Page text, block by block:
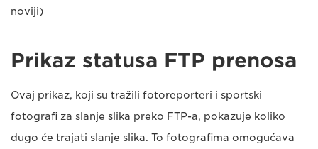
noviji)
Prikaz statusa FTP prenosa
Ovaj prikaz, koji su tražili fotoreporteri i sportski
fotografi za slanje slika preko FTP-a, pokazuje koliko
dugo će trajati slanje slika. To fotografima omogućava